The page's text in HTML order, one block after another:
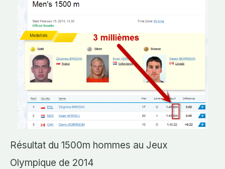
Résultat du 1500m hommes au Jeux
Olympique de 2014